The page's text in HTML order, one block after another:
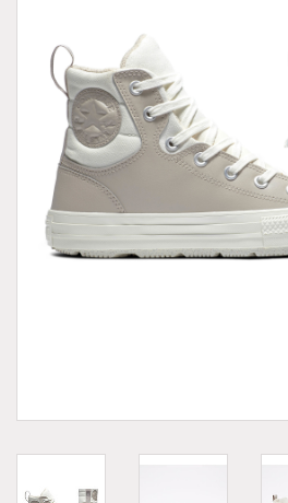
Demonia
Autres marques
Vêtements